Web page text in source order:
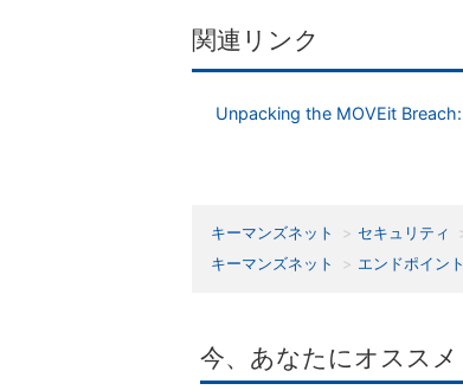
関連リンク
Unpacking the MOVEit
キーマンズネット セキュリティ
キーマンズネット
エンドポイン